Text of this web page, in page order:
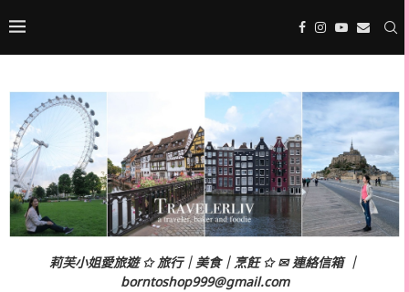
莉芙小姐愛旅遊 ✩ 旅行｜美食｜烹飪 ✩ ✉ 連絡信箱 ｜
borntoshop999@gmail.com